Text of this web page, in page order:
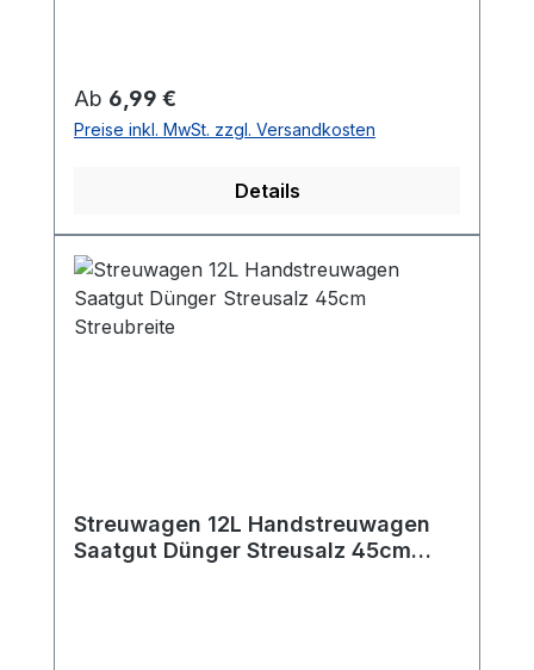
Regulärer Preis:
Ab 6,99 €
Preise inkl. MwSt. zzgl. Versandkosten
Details
Streuwagen 12L Handstreuwagen
Saatgut Dünger Streusalz 45cm